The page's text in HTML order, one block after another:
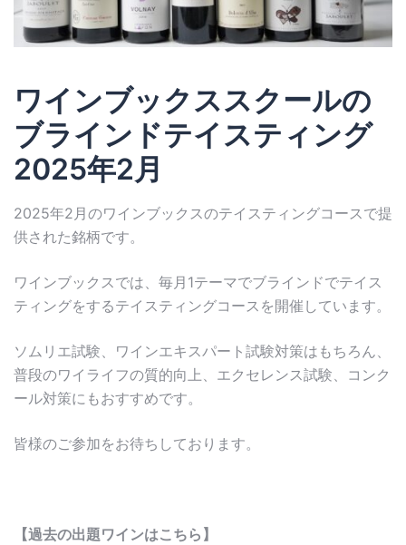
ワインブックススクールの
ブラインドテイスティング
2025年2月
2025年2月のワインブックスのテイスティングコースで提
供された銘柄です。
ワインブックスでは、毎月1テーマでブラインドでテイス
ティングをするテイスティングコースを開催しています。
ソムリエ試験、ワインエキスパート試験対策はもちろん、
普段のワイライフの質的向上、エクセレンス試験、コンク
ール対策にもおすすめです。
皆様のご参加をお待ちしております。
【過去の出題ワインはこちら】